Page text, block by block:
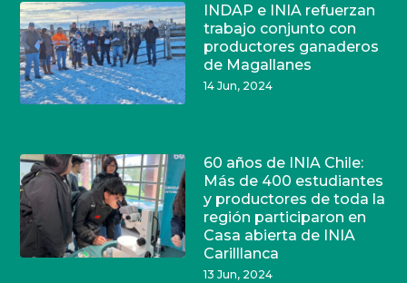
INDAP e INIA refuerzan
trabajo conjunto con
productores ganaderos
de Magallanes
14 Jun, 2024
60 años de INIA Chile:
Más de 400 estudiantes
y productores de toda la
región participaron en
Casa abierta de INIA
Carilllanca
13 Jun, 2024